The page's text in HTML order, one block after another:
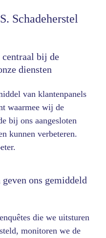
Schadeherstel
centraal bij de
diensten
van klantenpanels
waarmee wij de
bij ons aangesloten
kunnen verbeteren.
ons gemiddeld
die we uitsturen
monitoren we de